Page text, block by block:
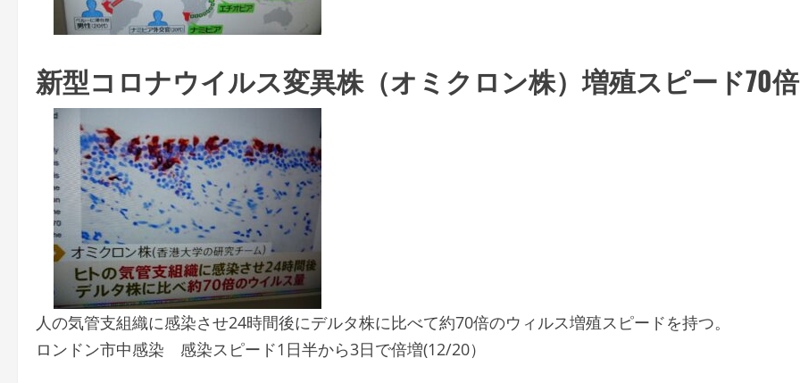
新型コロナウイルス変異株（オミクロン株）増殖スピード70倍
人の気管支組織に感染させ24時間後にデルタ株に比べて約70倍のウィルス増殖スピードを持つ。
ロンドン市中感染 感染スピード1日半から3日で倍増(12/20）